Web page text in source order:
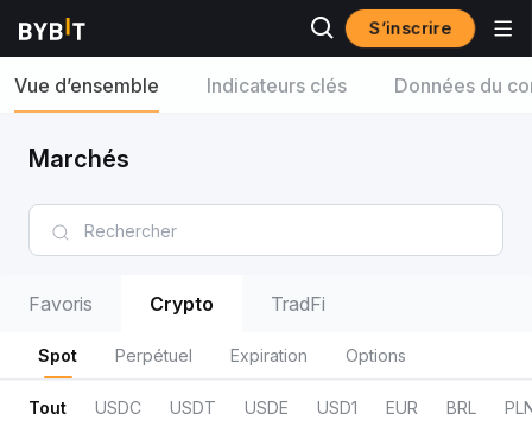
S’inscrire
Vue d’ensemble Indicateurs clés Données du
Marchés
Favoris Crypto TradFi
Spot Perpétuel Expiration Options
Tout USDC USDT USDE USD1 EUR BRL